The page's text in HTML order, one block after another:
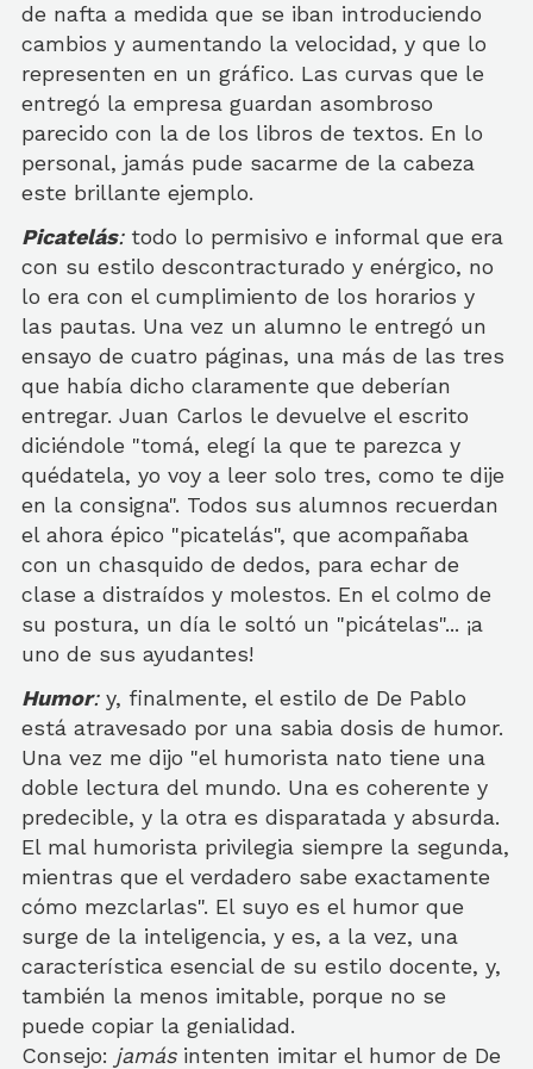
de nafta a medida que se iban introduciendo
cambios y aumentando la velocidad, y que lo
representen en un gráfico. Las curvas que le
entregó la empresa guardan asombroso
parecido con la de los libros de textos. En lo
personal, jamás pude sacarme de la cabeza
este brillante ejemplo.
Picatelás:todo lo permisivo e informal que era
con su estilo descontracturado y enérgico, no
lo era con el cumplimiento de los horarios y
las pautas. Una vez un alumno le entregó un
ensayo de cuatro páginas, una más de las tres
que había dicho claramente que deberían
entregar. Juan Carlos le devuelve el escrito
diciéndole "tomá, elegí la que te parezca y
quédatela, yo voy a leer solo tres, como te dije
en la consigna". Todos sus alumnos recuerdan
el ahora épico "picatelás", que acompañaba
con un chasquido de dedos, para echar de
clase a distraídos y molestos. En el colmo de
su postura, un día le soltó un "picátelas"... ¡a
uno de sus ayudantes!
Humor:y, finalmente, el estilo de De Pablo
está atravesado por una sabia dosis de humor.
Una vez me dijo "el humorista nato tiene una
doble lectura del mundo. Una es coherente y
predecible, y la otra es disparatada y absurda.
El mal humorista privilegia siempre la segunda,
mientras que el verdadero sabe exactamente
cómo mezclarlas". El suyo es el humor que
surge de la inteligencia, y es, a la vez, una
característica esencial de su estilo docente, y,
también la menos imitable, porque no se
puede copiar la genialidad.
Consejo: jamásintenten imitar el humor de De